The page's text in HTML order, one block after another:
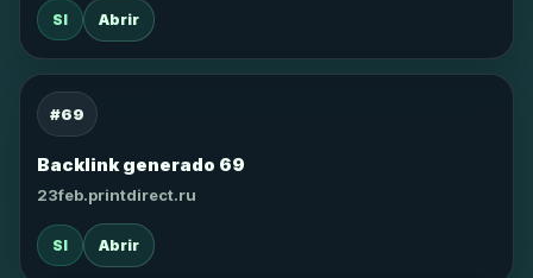
SI Abrir
#69
Backlink generado 69
23feb.printdirect.ru
SI Abrir